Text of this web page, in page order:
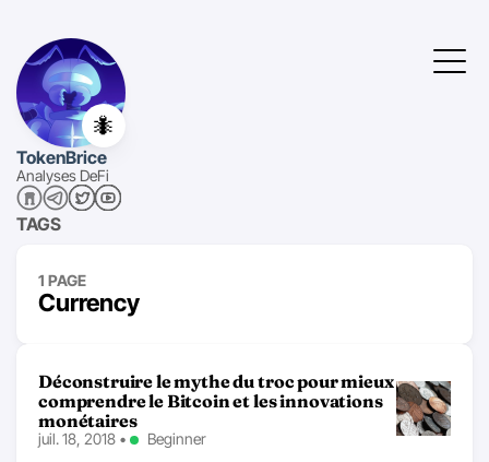
🐜
TokenBrice
Analyses DeFi
TAGS
1 PAGE
Currency
Déconstruire le mythe du troc pour mieux
comprendre le Bitcoin et les innovations
monétaires
juil. 18, 2018 • Beginner